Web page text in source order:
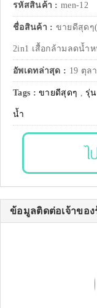
รหัสสินค้า : men-12
ชื่อสินค้า : ขายดีสุดๆ(
2in1 เสื้อกล้ามลดน้ำ
อัพเดทล่าสุด : 19 ตุล
Tags :ขายดีสุดๆ ,รุ่
น้ำ
ข้อมูลติดต่อเจ้าขอ